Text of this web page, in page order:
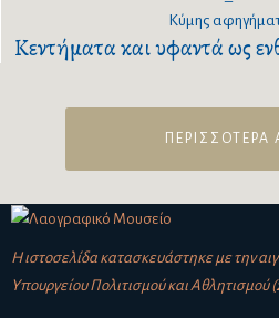
Κύμης
Κεντήματα και υφαντά ως
ΠΕΡΙΣΣΟΤΕΡΑ
Η ιστοσελίδα κατασκευάστηκε με την
Υπουργείου Πολιτισμού και Αθλητισμού